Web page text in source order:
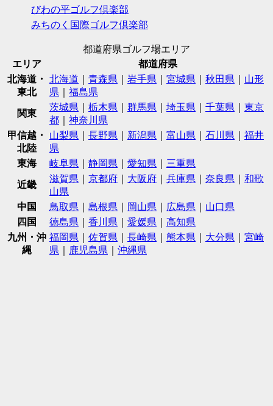
びわの平ゴルフ倶楽部
みちのく国際ゴルフ倶楽部
都道府県ゴルフ場エリア
エリア
都道府県
北海道・
東北
北海道 青森県 岩手県 宮城県 秋田県
山形
県
福島県
関東
茨城県 栃木県 群馬県 埼玉県 千葉県
東京
都
神奈川県
甲信越・
北陸
山梨県 長野県 新潟県 富山県 石川県
福井
県
東海
岐阜県 静岡県 愛知県 三重県
近畿
滋賀県 京都府 大阪府 兵庫県 奈良県
和歌
山県
中国
鳥取県 島根県 岡山県 広島県
山口県
四国
徳島県 香川県 愛媛県
高知県
九州・沖
縄
福岡県 佐賀県 長崎県 熊本県 大分県
宮崎
県
鹿児島県 沖縄県